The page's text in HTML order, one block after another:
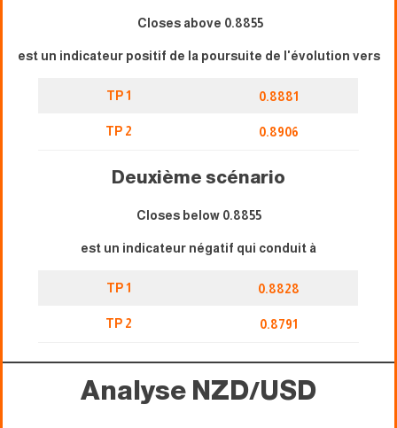
Closes above 0.8855
est un indicateur positif de la poursuite de l'évolution vers
TP 1 0.8881
TP 2 0.8906
Deuxième scénario
Closes below 0.8855
est un indicateur négatif qui conduit à
TP 1 0.8828
TP 2 0.8791
Analyse NZD/USD